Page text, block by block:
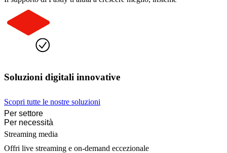
Soluzioni digitali innovative
Scopri tutte le nostre soluzioni
Per settore
Per necessità
Streaming media
Offri live streaming e on-demand eccezionale